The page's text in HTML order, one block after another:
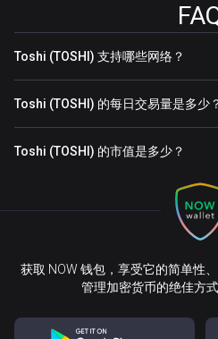
Toshi (TOSHI) 支持哪些网络？
Toshi (TOSHI) 的每日交易量是多少
Toshi (TOSHI) 的市值是多少？
获取 NOW 钱包，享受它的简单性
管理加密货币的绝佳方